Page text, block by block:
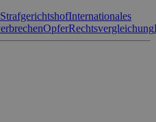
Internationales
OpferRechtsvergleichung